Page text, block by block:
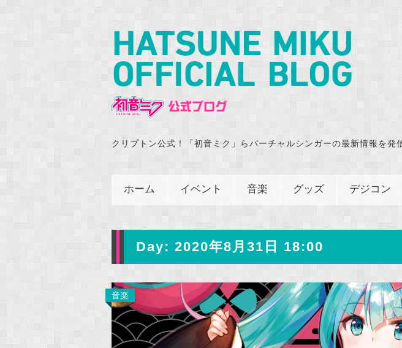
クリプトン公式！「初音ミク」らバーチャルシンガーの最新情報を発
ホーム イベント 音楽 グッズ デジコン
Day: 2020年8月31日 18:00
音楽